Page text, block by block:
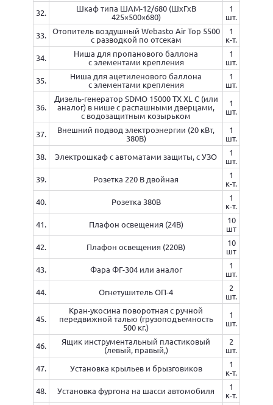
32.
Шкаф типа ШАМ-12/680 (ШхГхВ
425×500×680)
1
шт.
33. Отопитель воздушный Webasto Air Top 5500
с разводкой по отсекам
1
к-т.
34.
Ниша для пропанового баллона
с элементами крепления
1
шт.
35.
Ниша для ацетиленового баллона
с элементами крепления
1
шт.
36.
Дизель-генератор SDMO 15000 TX XL C (или
аналог) в нише с распашными дверцами,
с водозащитным козырьком
1
шт.
37.
Внешний подвод электроэнергии (20 кВт,
380В)
1
шт.
38.
Электрошкаф с автоматами защиты, с УЗО
1
шт.
39.
Розетка 220 В двойная
1
к-т.
40.
Розетка 380В
1
к-т.
41.
Плафон освещения (24В)
10
шт
42.
Плафон освещения (220В)
10
шт
43.
Фара ФГ-304 или аналог
1
шт.
44.
Огнетушитель ОП-4
2
шт.
45.
Кран-укосина поворотная с ручной
передвижной талью (грузоподъемность
500 кг.)
1
шт.
46.
Ящик инструментальный пластиковый
(левый, правый,)
2
шт.
47.
Установка крыльев и брызговиков
1
к-т.
48.
Установка фургона на шасси автомобиля
1
к-т.